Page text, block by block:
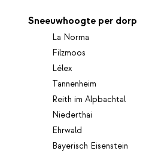
Sneeuwhoogte per dorp
La Norma
Filzmoos
Lélex
Tannenheim
Reith im Alpbachtal
Niederthai
Ehrwald
Bayerisch Eisenstein